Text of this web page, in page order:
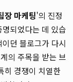
장 마케팅'의 진정
되었다는 데 있습
던 블로그가 다시
의 주목을 받는 브
히 경쟁이 치열한